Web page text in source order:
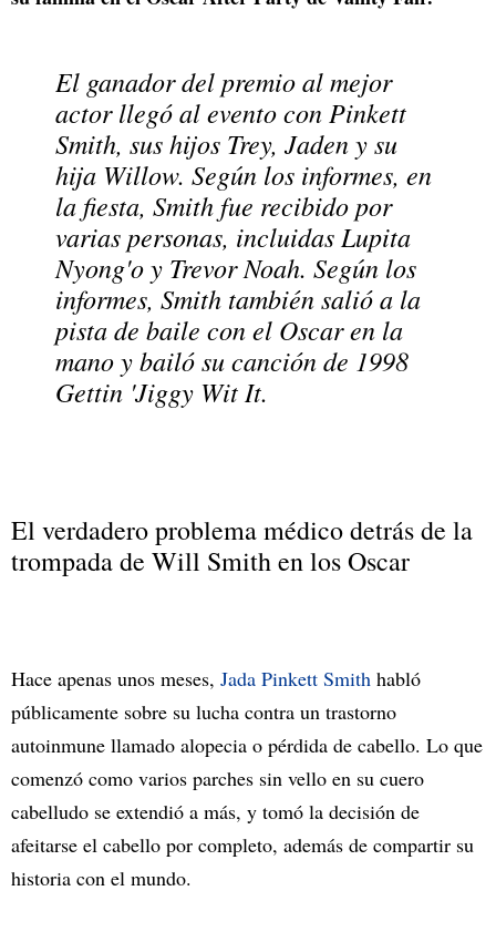
El ganador del premio al mejor
actor llegó al evento con Pinkett
Smith, sus hijos Trey, Jaden y su
hija Willow. Según los informes, en
la fiesta, Smith fue recibido por
varias personas, incluidas Lupita
Nyong'o y Trevor Noah. Según los
informes, Smith también salió a la
pista de baile con el Oscar en la
mano y bailó su canción de 1998
Gettin 'Jiggy Wit It.
El verdadero problema médico detrás de la
trompada de Will Smith en los Oscar
Hace apenas unos meses, Jada Pinkett Smith habló
públicamente sobre su lucha contra un trastorno
autoinmune llamado alopecia o pérdida de cabello. Lo que
comenzó como varios parches sin vello en su cuero
cabelludo se extendió a más, y tomó la decisión de
afeitarse el cabello por completo, además de compartir su
historia con el mundo.